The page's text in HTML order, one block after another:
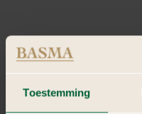
Toestemming